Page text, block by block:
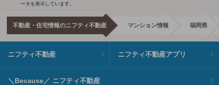
ータを表示しています。
不動産・住宅情報のニフティ不動産 マンション情報 福岡県
ニフティ不動産 ニフティ不動産アプリ
＼Because／ ニフティ不動産